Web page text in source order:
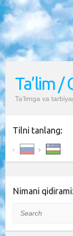
Ta’lim
Ta’limga va
Tilni tanlang:
Nimani